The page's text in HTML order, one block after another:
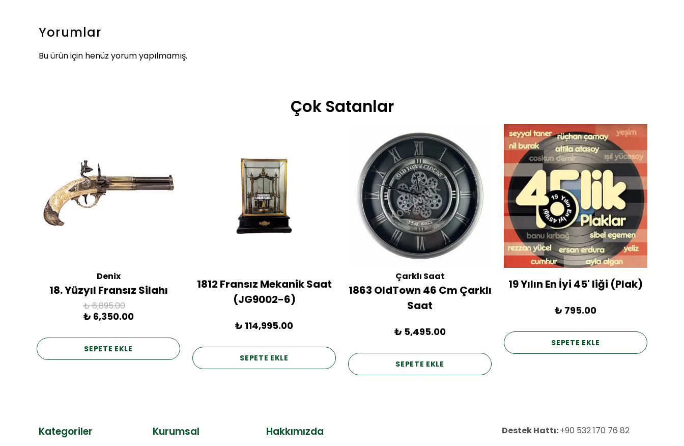
Yorumlar
Bu ürün için henüz yorum yapılmamış.
Çok Satanlar
Denix
18. Yüzyıl Fransız Silahı
₺ 6,895.00
₺ 6,350.00
SEPETE EKLE
1812 Fransız Mekanik Saat
(JG9002-6)
₺ 114,995.00
SEPETE EKLE
Çarklı Saat
1863 OldTown 46 Cm Çarklı
Saat
₺ 5,495.00
SEPETE EKLE
19 Yılın En İyi 45' liği (Plak)
₺ 795.00
SEPETE EKLE
Kategoriler Kurumsal Hakkımızda Destek Hattı:+90 532 170 76 82